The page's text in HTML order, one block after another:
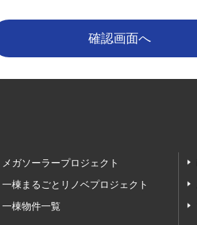
メガソーラープロジェクト
一棟まるごとリノベプロジェクト
一棟物件一覧